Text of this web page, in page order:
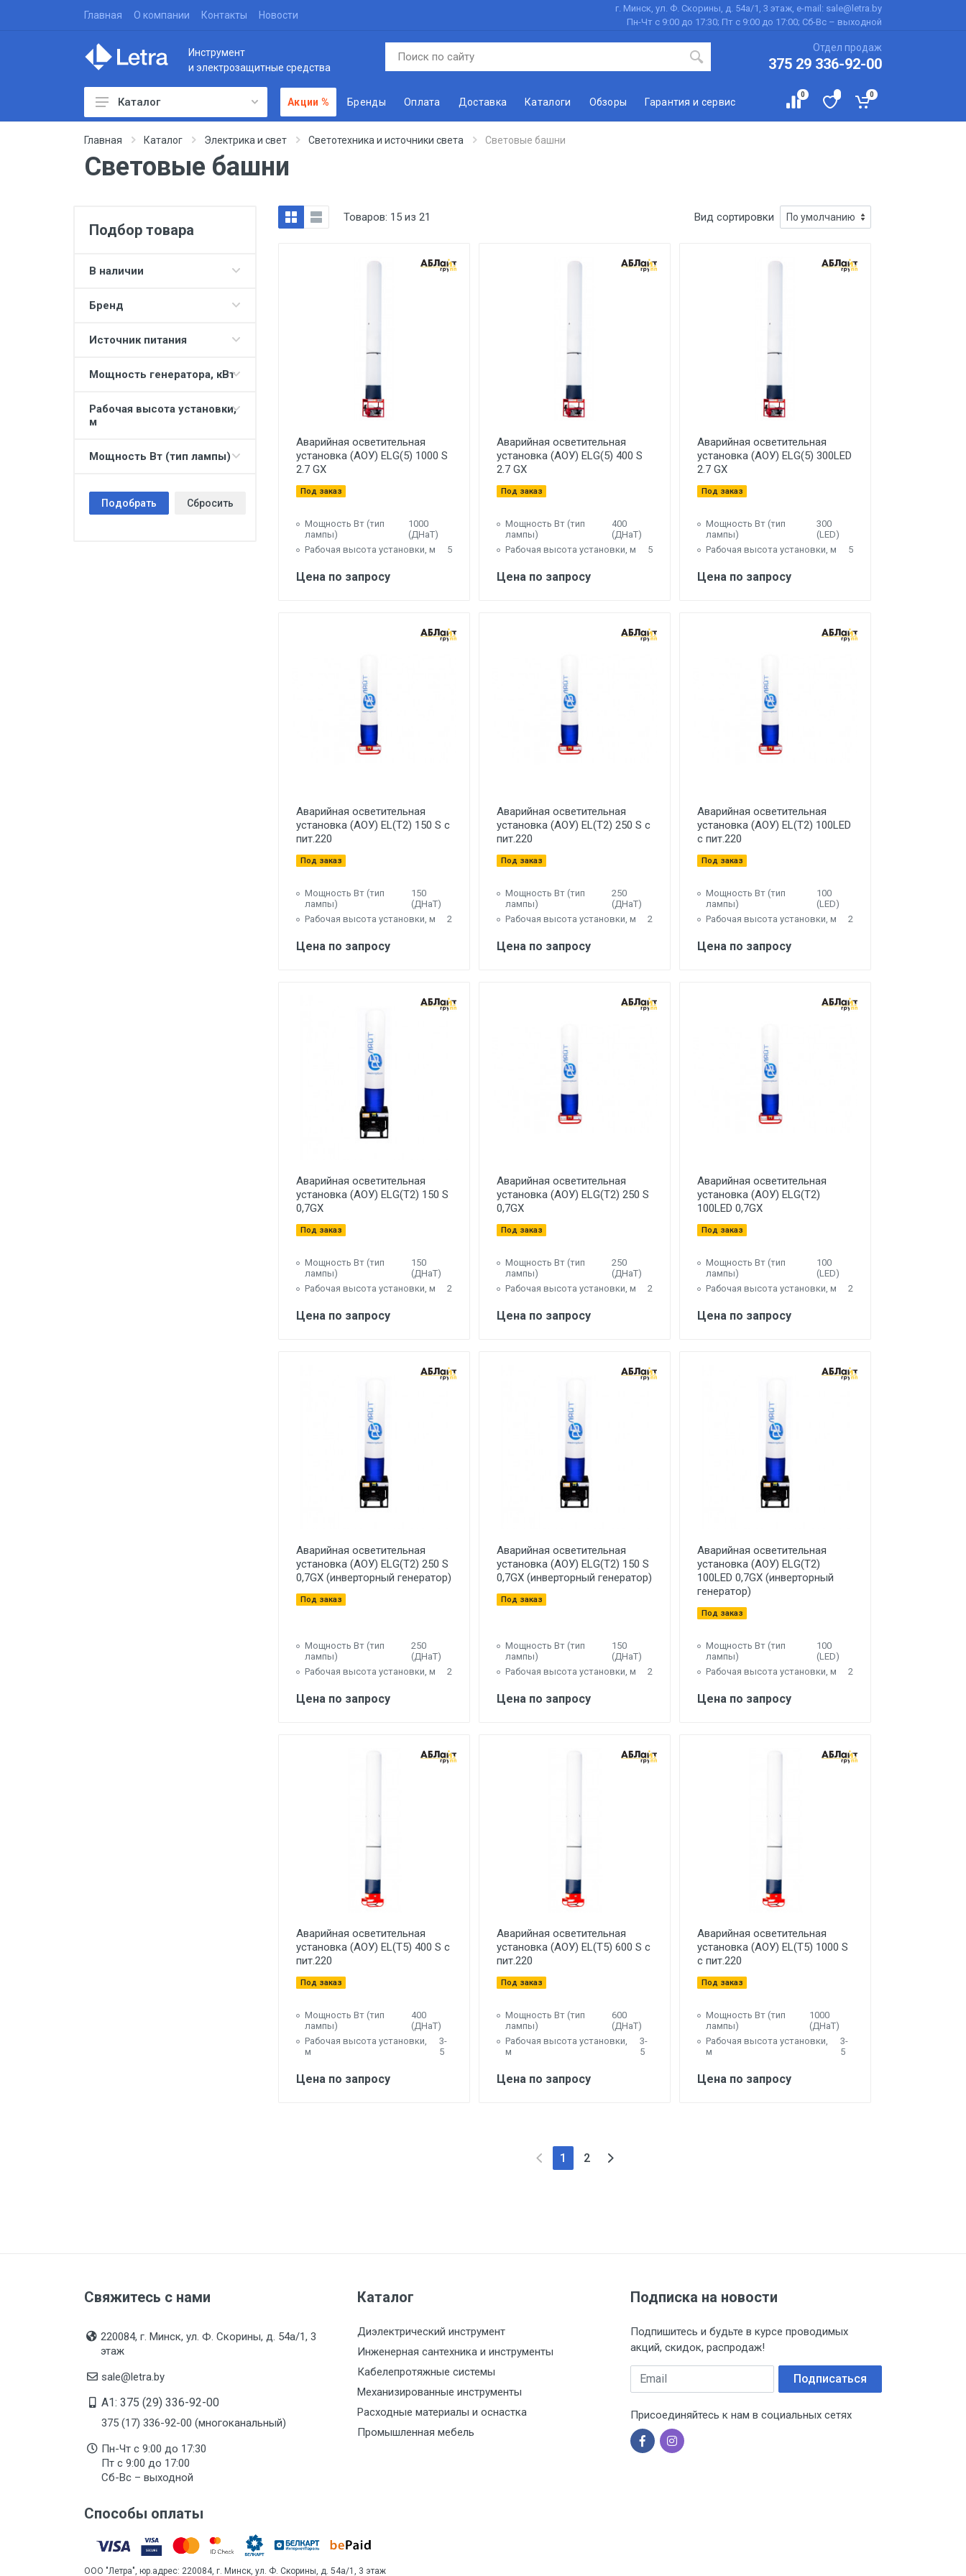
Главная О компании Контакты Новости
г. Минск, ул. Ф. Скорины, д. 54а/1, 3 этаж, e-mail: sale@letra.by
Пн-Чт с 9:00 до 17:30; Пт с 9:00 до 17:00; Сб-Вс – выходной
Инструмент
и электрозащитные средства
Отдел продаж
375 29 336-92-00
Каталог Акции % Бренды Оплата Доставка Каталоги Обзоры Гарантия и сервис
0 0
Главная Каталог Электрика и свет Светотехника и источники света Световые башни
Световые башни
Подбор товара
В наличии
Бренд
Источник питания
Мощность генератора, кВт
Рабочая высота установки,
м
Мощность Вт (тип лампы)
Подобрать Сбросить
Товаров: 15 из 21 Вид сортировки
Аварийная осветительная
установка (АОУ) ELG(5) 1000 S
2.7 GX
Под заказ
Мощность Вт (тип
лампы)
1000
(ДНаТ)
Рабочая высота установки, м
5
Цена по запросу
Аварийная осветительная
установка (АОУ) ELG(5) 400 S
2.7 GX
Под заказ
Мощность Вт (тип
лампы)
400
(ДНаТ)
Рабочая высота установки, м
5
Цена по запросу
Аварийная осветительная
установка (АОУ) ELG(5) 300LED
2.7 GX
Под заказ
Мощность Вт (тип
лампы)
300
(LED)
Рабочая высота установки, м
5
Цена по запросу
Аварийная осветительная
установка (АОУ) EL(T2) 150 S с
пит.220
Под заказ
Мощность Вт (тип
лампы)
150
(ДНаТ)
Рабочая высота установки, м
2
Цена по запросу
Аварийная осветительная
установка (АОУ) EL(T2) 250 S с
пит.220
Под заказ
Мощность Вт (тип
лампы)
250
(ДНаТ)
Рабочая высота установки, м
2
Цена по запросу
Аварийная осветительная
установка (АОУ) EL(T2) 100LED
с пит.220
Под заказ
Мощность Вт (тип
лампы)
100
(LED)
Рабочая высота установки, м
2
Цена по запросу
Аварийная осветительная
установка (АОУ) ELG(T2) 150 S
0,7GX
Под заказ
Мощность Вт (тип
лампы)
150
(ДНаТ)
Рабочая высота установки, м
2
Цена по запросу
Аварийная осветительная
установка (АОУ) ELG(T2) 250 S
0,7GX
Под заказ
Мощность Вт (тип
лампы)
250
(ДНаТ)
Рабочая высота установки, м
2
Цена по запросу
Аварийная осветительная
установка (АОУ) ELG(T2)
100LED 0,7GX
Под заказ
Мощность Вт (тип
лампы)
100
(LED)
Рабочая высота установки, м
2
Цена по запросу
Аварийная осветительная
установка (АОУ) ELG(T2) 250 S
0,7GX (инверторный генератор)
Под заказ
Мощность Вт (тип
лампы)
250
(ДНаТ)
Рабочая высота установки, м
2
Цена по запросу
Аварийная осветительная
установка (АОУ) ELG(T2) 150 S
0,7GX (инверторный генератор)
Под заказ
Мощность Вт (тип
лампы)
150
(ДНаТ)
Рабочая высота установки, м
2
Цена по запросу
Аварийная осветительная
установка (АОУ) ELG(T2)
100LED 0,7GX (инверторный
генератор)
Под заказ
Мощность Вт (тип
лампы)
100
(LED)
Рабочая высота установки, м
2
Цена по запросу
Аварийная осветительная
установка (АОУ) EL(T5) 400 S с
пит.220
Под заказ
Мощность Вт (тип
лампы)
400
(ДНаТ)
Рабочая высота установки,
м
3-
5
Цена по запросу
Аварийная осветительная
установка (АОУ) EL(T5) 600 S с
пит.220
Под заказ
Мощность Вт (тип
лампы)
600
(ДНаТ)
Рабочая высота установки,
м
3-
5
Цена по запросу
Аварийная осветительная
установка (АОУ) EL(T5) 1000 S
с пит.220
Под заказ
Мощность Вт (тип
лампы)
1000
(ДНаТ)
Рабочая высота установки,
м
3-
5
Цена по запросу
1 2
Свяжитесь с нами
220084, г. Минск, ул. Ф. Скорины, д. 54а/1, 3
этаж
sale@letra.by
A1: 375 (29) 336-92-00
375 (17) 336-92-00 (многоканальный)
Пн-Чт с 9:00 до 17:30
Пт с 9:00 до 17:00
Сб-Вс – выходной
Каталог
Диэлектрический инструмент
Инженерная сантехника и инструменты
Кабелепротяжные системы
Механизированные инструменты
Расходные материалы и оснастка
Промышленная мебель
Подписка на новости
Подпишитесь и будьте в курсе проводимых
акций, скидок, распродаж!
Email Подписаться
Присоединяйтесь к нам в социальных сетях
Способы оплаты
ООО "Летра", юр.адрес: 220084, г. Минск, ул. Ф. Скорины, д. 54а/1, 3 этаж